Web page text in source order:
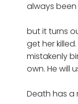
always
but it turns
get her
mistakenly
own. He will
Death has a